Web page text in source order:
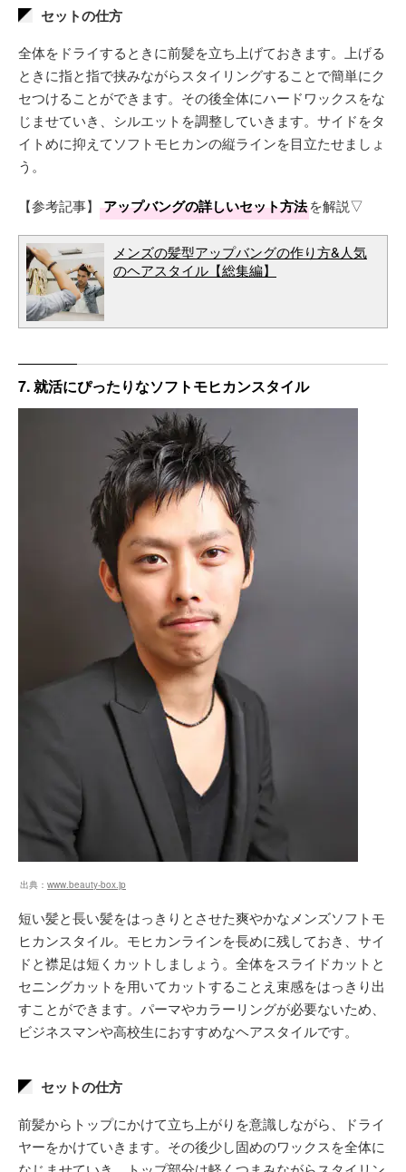
セットの仕方
全体をドライするときに前髪を立ち上げておきます。上げる
ときに指と指で挟みながらスタイリングすることで簡単にク
セつけることができます。その後全体にハードワックスをな
じませていき、シルエットを調整していきます。サイドをタ
イトめに抑えてソフトモヒカンの縦ラインを目立たせましょ
う。
【参考記事】 アップバングの詳しいセット方法を解説▽
メンズの髪型アップバングの作り方&人気
のヘアスタイル【総集編】
7. 就活にぴったりなソフトモヒカンスタイル
出典： www.beauty-box.jp
短い髪と長い髪をはっきりとさせた爽やかなメンズソフトモ
ヒカンスタイル。モヒカンラインを長めに残しておき、サイ
ドと襟足は短くカットしましょう。全体をスライドカットと
セニングカットを用いてカットすることえ束感をはっきり出
すことができます。パーマやカラーリングが必要ないため、
ビジネスマンや高校生におすすめなヘアスタイルです。
セットの仕方
前髪からトップにかけて立ち上がりを意識しながら、ドライ
ヤーをかけていきます。その後少し固めのワックスを全体に